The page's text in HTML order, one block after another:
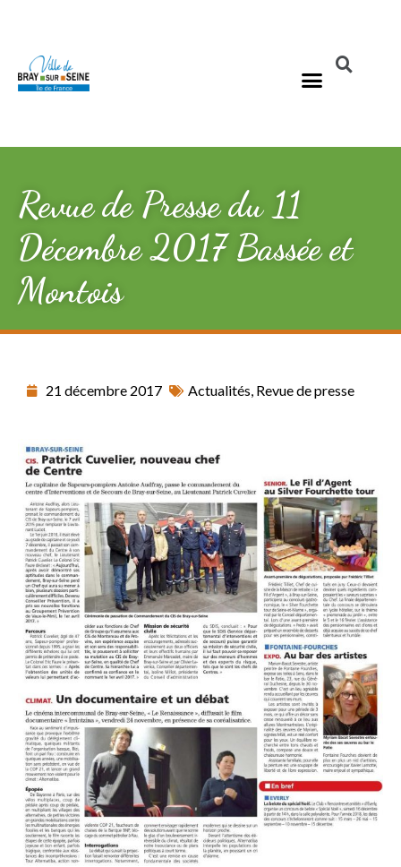
Revue de Presse du 11
Décembre 2017 Bassée et
Montois
21 décembre 2017 Actualités, Revue de presse